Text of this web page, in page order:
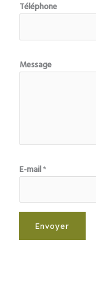
-
a
l
N
Téléphone
Message
E-mail*
Envoyer